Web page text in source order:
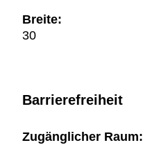
Breite:
30
Barrierefreiheit
Zugänglicher Raum: